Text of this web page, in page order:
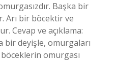
Başka bir
Arı bir böcektir ve
Cevap ve açıklama:
bir deyişle, omurgaları
omurgası